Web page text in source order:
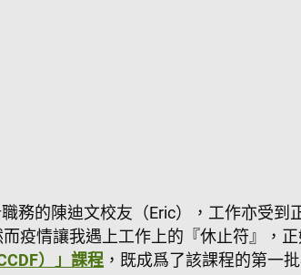
務的陳迪文校友（Eric），工作亦受
疫情​讓我遇上工作上的『休止符』，
）」課程 ，既成爲了該課程的第一